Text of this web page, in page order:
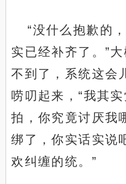
“没什么抱歉的
实已经补齐了。”
不到了，系统这会
唠叨起来，“我其
拍，你究竟讨厌我
绑了，你实话实说
欢纠缠的统。”